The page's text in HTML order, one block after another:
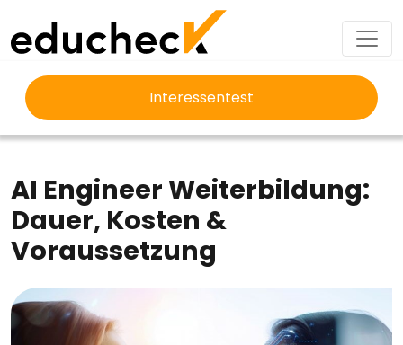
Interessentest
EDUCHECK
AUSBILDUNG
AI ENGINEER WEITERBILDUNG
AI Engineer Weiterbildung:
Dauer, Kosten &
Voraussetzung